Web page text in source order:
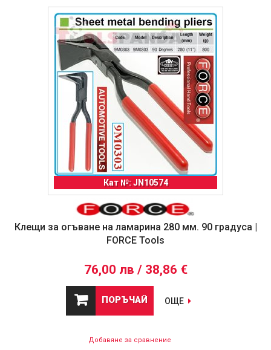
Кат №: JN10574
Клещи за огъване на ламарина 280 мм. 90 градуса |
FORCE Tools
76,00 лв / 38,86 €
ПОРЪЧАЙ ОЩЕ
Добавяне за сравнение